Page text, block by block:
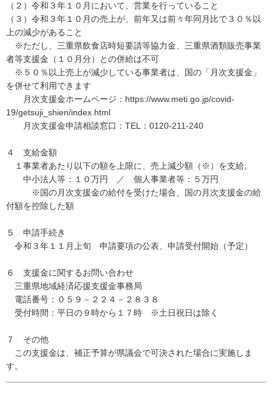
（２）令和３年１０月において、営業を行っていること
（３）令和３年１０月の売上が、前年又は前々年同月比で３０％以
上の減少があること
※ただし、三重県飲食店時短要請等協力金、三重県酒類販売事業
者等支援金（１０月分）との併給は不可
※５０％以上売上が減少している事業者は、国の「月次支援金」
を併せて利用できます
月次支援金ホームページ：https://www.meti.go.jp/covid-
19/getsuji_shien/index.html
月次支援金申請相談窓口：TEL：0120-211-240
４ 支給金額
１事業者あたり以下の額を上限に、売上減少額（※）を支給。
中小法人等：１０万円 ／ 個人事業者等：５万円
※国の月次支援金の給付を受けた場合、国の月次支援金の給
付額を控除した額
５ 申請手続き
令和３年１１月上旬 申請要項の公表、申請受付開始（予定）
６ 支援金に関するお問い合わせ
三重県地域経済応援支援金事務局
電話番号：０５９－２２４－２８３８
受付時間：平日の９時から１７時 ※土日祝日は除く
７ その他
この支援金は、補正予算が県議会で可決された場合に実施しま
す。